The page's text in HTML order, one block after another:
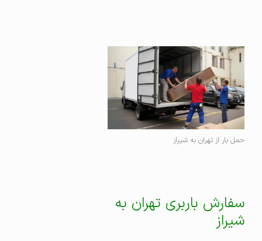
حمل بار از تهران به شیراز
سفارش باربری تهران به
شیراز